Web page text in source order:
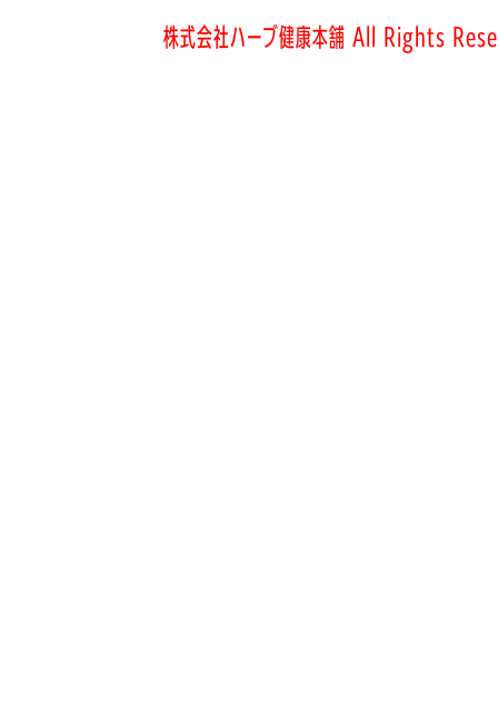
株式会社ハーブ健康本舗 All Rights